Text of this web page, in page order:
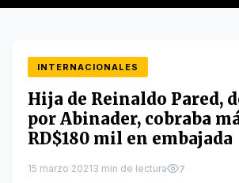
INTERNACIONALES
Hija de Reinaldo Pared,
por Abinader, cobraba
RD$180 mil en embajada
15 marzo 20213 min de lectura 7